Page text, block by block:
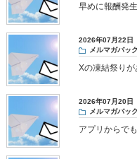
早めに報酬発
2026年07月22日
メルマガバッ
Xの凍結祭り
2026年07月20日
メルマガバッ
アプリからで